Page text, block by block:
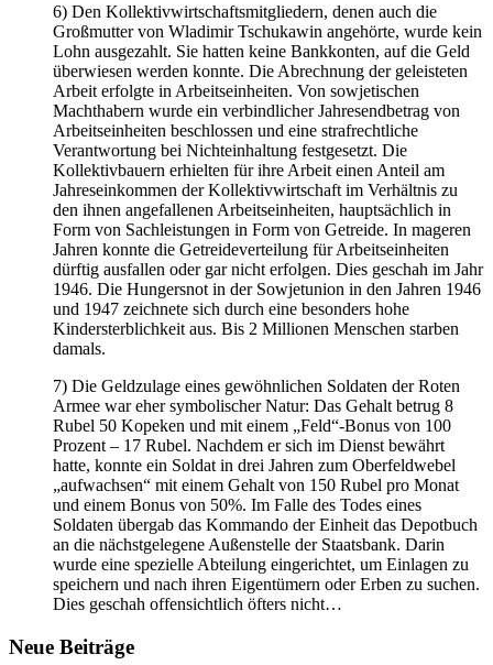
6) Den Kollektivwirtschaftsmitgliedern, denen auch die
Großmutter von Wladimir Tschukawin angehörte, wurde kein
Lohn ausgezahlt. Sie hatten keine Bankkonten, auf die Geld
überwiesen werden konnte. Die Abrechnung der geleisteten
Arbeit erfolgte in Arbeitseinheiten. Von sowjetischen
Machthabern wurde ein verbindlicher Jahresendbetrag von
Arbeitseinheiten beschlossen und eine strafrechtliche
Verantwortung bei Nichteinhaltung festgesetzt. Die
Kollektivbauern erhielten für ihre Arbeit einen Anteil am
Jahreseinkommen der Kollektivwirtschaft im Verhältnis zu
den ihnen angefallenen Arbeitseinheiten, hauptsächlich in
Form von Sachleistungen in Form von Getreide. In mageren
Jahren konnte die Getreideverteilung für Arbeitseinheiten
dürftig ausfallen oder gar nicht erfolgen. Dies geschah im Jahr
1946. Die Hungersnot in der Sowjetunion in den Jahren 1946
und 1947 zeichnete sich durch eine besonders hohe
Kindersterblichkeit aus. Bis 2 Millionen Menschen starben
damals.
7) Die Geldzulage eines gewöhnlichen Soldaten der Roten
Armee war eher symbolischer Natur: Das Gehalt betrug 8
Rubel 50 Kopeken und mit einem „Feld“-Bonus von 100
Prozent – 17 Rubel. Nachdem er sich im Dienst bewährt
hatte, konnte ein Soldat in drei Jahren zum Oberfeldwebel
„aufwachsen“ mit einem Gehalt von 150 Rubel pro Monat
und einem Bonus von 50%. Im Falle des Todes eines
Soldaten übergab das Kommando der Einheit das Depotbuch
an die nächstgelegene Außenstelle der Staatsbank. Darin
wurde eine spezielle Abteilung eingerichtet, um Einlagen zu
speichern und nach ihren Eigentümern oder Erben zu suchen.
Dies geschah offensichtlich öfters nicht…
Neue Beiträge